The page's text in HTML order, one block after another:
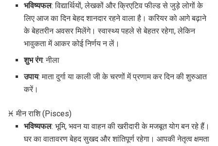
भविष्यफल: विद्यार्थियों, लेखकों और क्रिएटिव फील्ड से जुड़े लोगों के
लिए आज का दिन बेहद शानदार रहने वाला है। करियर को आगे बढ़ाने
के बेहतरीन अवसर मिलेंगे। स्वास्थ्य पहले से बेहतर रहेगा, लेकिन
भावुकता में आकर कोई निर्णय न लें।
शुभ रंग: नीला
उपाय: माता दुर्गा या काली जी के चरणों में प्रणाम कर दिन की शुरुआत
करें।
♓ मीन राशि (Pisces)
भविष्यफल: भूमि, भवन या वाहन की खरीदारी के मजबूत योग बन रहे हैं।
घर का वातावरण बेहद सुखद और शांतिपूर्ण रहेगा। आपकी नेतृत्व क्षमता